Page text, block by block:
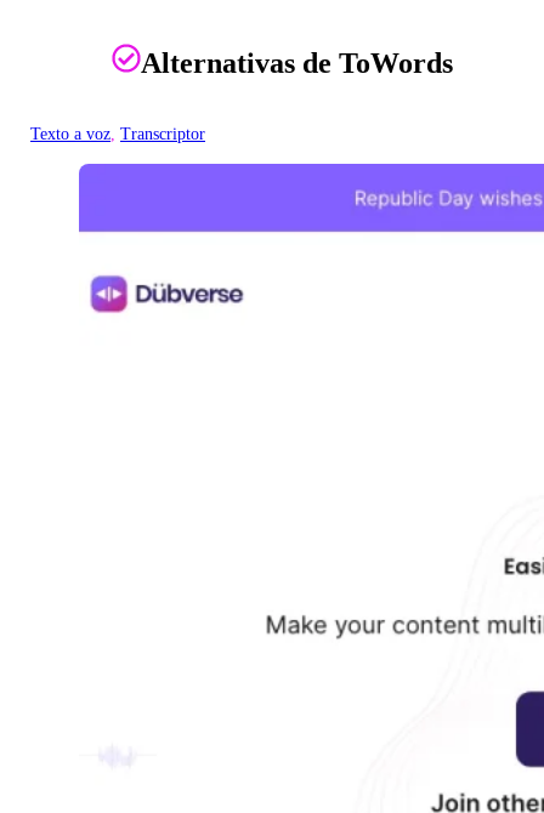
Alternativas de ToWords
Texto a voz, Transcriptor